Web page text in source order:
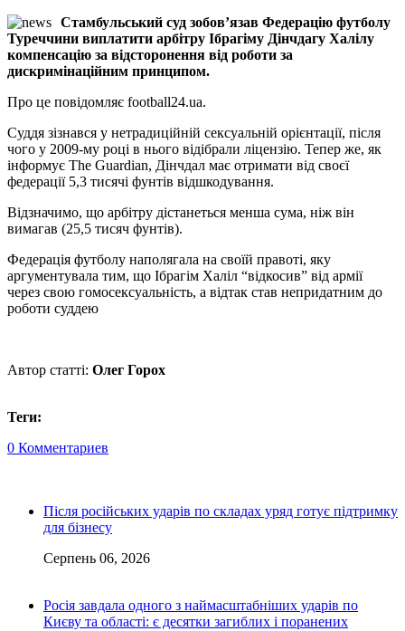
Стамбульський суд зобов’язав Федерацію футболу
Туреччини виплатити арбітру Ібрагіму Дінчдагу Халілу
компенсацію за відсторонення від роботи за
дискримінаційним принципом.
Про це повідомляє football24.ua.
Суддя зізнався у нетрадиційній сексуальній орієнтації, після
чого у 2009-му році в нього відібрали ліцензію. Тепер же, як
інформує The Guardian, Дінчдал має отримати від своєї
федерації 5,3 тисячі фунтів відшкодування.
Відзначимо, що арбітру дістанеться менша сума, ніж він
вимагав (25,5 тисяч фунтів).
Федерація футболу наполягала на своїй правоті, яку
аргументувала тим, що Ібрагім Халіл “відкосив” від армії
через свою гомосексуальність, а відтак став непридатним до
роботи суддею
Автор статті: Олег Горох
Теги:
0 Комментариев
Після російських ударів по складах уряд готує підтримку
для бізнесу
Серпень 06, 2026
Росія завдала одного з наймасштабніших ударів по
Києву та області: є десятки загиблих і поранених